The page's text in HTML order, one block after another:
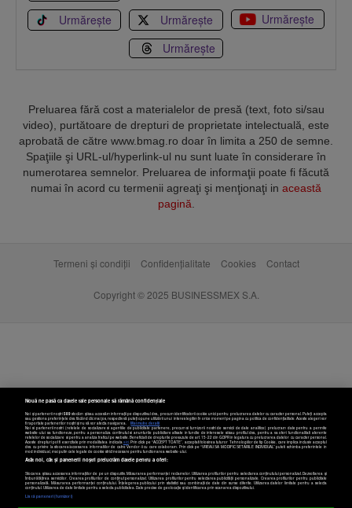
Urmărește Urmărește
Urmărește
Urmărește
Preluarea fără cost a materialelor de presă (text, foto si/sau
video), purtătoare de drepturi de proprietate intelectuală, este
aprobată de către www.bmag.ro doar în limita a 250 de semne.
Spaţiile şi URL-ul/hyperlink-ul nu sunt luate în considerare în
numerotarea semnelor. Preluarea de informaţii poate fi făcută
numai în acord cu termenii agreaţi şi menţionaţi in această
pagină
Termeni și condiții Confidențialitate Cookies Contact
Copyright © 2025 BUSINESSMEX S.A.
Setări cookies
Nouă ne pasă ca datele tale personale să rămână confidențiale
Noi și partenerii noștri589stocăm și/sau accesăm informații pe dispozitivul dvs., precum identificatorii cookie unici pentru prelucrarea datelor cu caracter personal. Puteți accepta
sau gestiona preferințele dvs. făcând clic mai jos, respectiv vă puteți opune utilizării unui interes legitim în orice moment pe pagina cu politica de confidențialitate. Aceste alegeri vor
fi raportate partenerilor noștri și nu vă vor afecta navigarea.
Mai multe detalii
Noi si partenerii nostri (retelele de socializare si agentiile de publicitate partenere, precum si furnizorii nostri de servicii de date analitice) prelucram date pentru a permite
website-ului sa functioneze, pentru a personaliza continutul si anunturile publicitare afisate in functie de interesele si/sau profilul dvs., pentru a va oferi functionalitati aferente
retelelor de socializare si pentru a analiza traficul pe website. Beneficiati de drepturile prevazute de art. 15-22 din GDPR in legatura cu prelucrarea datelor cu caracter personal.
Aceste drepturi pot fi exercitate prin modalitatea indicataaici. Prin click pe “ACCEPT TOATE”, acceptati folosirea tuturor Tehnologiilor de tip Cookie, care implica inclusiv acceptul
dvs. cu privire la stocarea/accesarea informatiilor de catre Vendor-ii cu care colaboram. Prin click pe “VREAU SA MODIFIC SETARILE INDIVIDUAL” puteti schimba preferintele in
mod individual, mai putin cele legate de cookie strict necesare pentru functionarea website-ului.
Atât noi, cât și partenerii noștri prelucrăm datele pentru a oferi:
Stocarea și/sau accesarea informațiilor de pe un dispozitiv. Măsurarea performanței reclamelor. Utilizarea profilurilor pentru selectarea conținutului personalizat. Dezvoltarea și
îmbunătățirea serviciilor. Crearea profilurilor de conținut personalizat. Utilizarea profilurilor pentru selectarea publicității personalizate. Crearea profilurilor pentru publicitate
personalizată. Măsurarea performanței conținutului. Înțelegerea publicului prin statistici sau combinații de date din surse diferite. Utilizarea datelor limitate pentru a selecta
conținutul. Utilizarea de date limitate pentru a selecta publicitatea. Date precise de geolocație și identificarea prin scanarea dispozitivului.
Listă parteneri (furnizori)